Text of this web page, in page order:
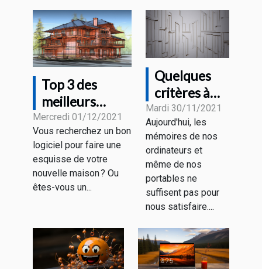
Top 3 des
meilleurs
logiciels
d’architectures
Mercredi 01/12/2021
Vous recherchez un bon
logiciel pour faire une
esquisse de votre
nouvelle maison ? Ou
êtes-vous un...
Quelques
critères à
considérer
pour choisir
un disque
dur
Mardi 30/11/2021
Aujourd'hui, les
mémoires de nos
ordinateurs et
même de nos
portables ne
suffisent pas pour
nous satisfaire....